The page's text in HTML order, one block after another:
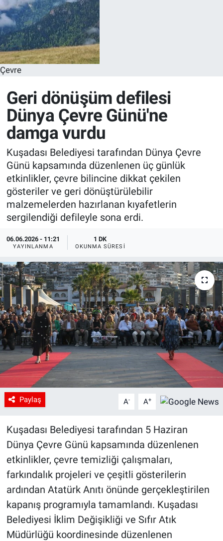
Çevre
Geri dönüşüm defilesi
Dünya Çevre Günü'ne
damga vurdu
Kuşadası Belediyesi tarafından Dünya Çevre
Günü kapsamında düzenlenen üç günlük
etkinlikler, çevre bilincine dikkat çekilen
gösteriler ve geri dönüştürülebilir
malzemelerden hazırlanan kıyafetlerin
sergilendiği defileyle sona erdi.
06.06.2026 - 11:21
YAYINLANMA
1 DK
OKUNMA SÜRESI
Paylaş A- A+
Kuşadası Belediyesi tarafından 5 Haziran
Dünya Çevre Günü kapsamında düzenlenen
etkinlikler, çevre temizliği çalışmaları,
farkındalık projeleri ve çeşitli gösterilerin
ardından Atatürk Anıtı önünde gerçekleştirilen
kapanış programıyla tamamlandı. Kuşadası
Belediyesi İklim Değişikliği ve Sıfır Atık
Müdürlüğü koordinesinde düzenlenen